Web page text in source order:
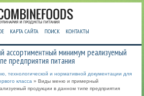
КАРТА САЙТА ПОИСК КОНТАКТЫ
минимум реализуемый
предприятия питания
технологической и нормативной документации для
класса » Виды меню и примерный
продукции в данном типе предприятия